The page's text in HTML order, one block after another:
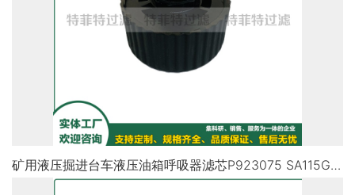
矿用液压掘进台车液压油箱呼吸器滤芯P923075 SA115G4L10A